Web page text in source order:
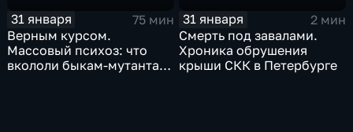
31 января
75 мин
Верным курсом.
Массовый психоз: что
вкололи быкам-мутантам,
31 января
2 мин
Смерть под завалами.
Хроника обрушения
крыши СКК в Петербурге